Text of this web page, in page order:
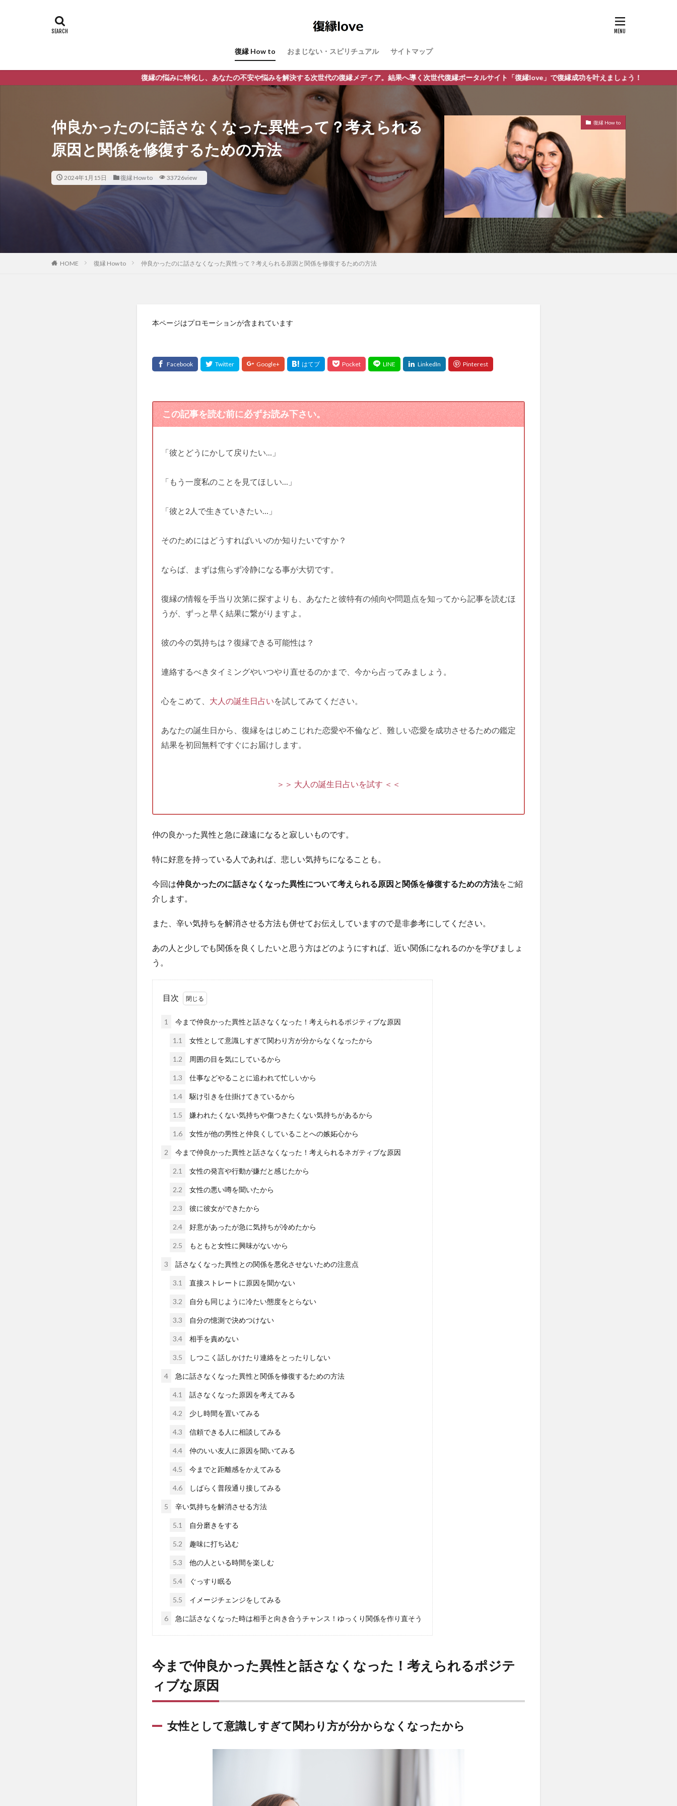
復縁 How to おまじない・スピリチュアル サイトマップ
復縁の悩みに特化し、あなたの不安や悩みを解決する次世代の復縁メディア。結果へ導く次世代復縁ポータルサイト「復縁love」で復縁成功を叶えましょう！
仲良かったのに話さなくなった異性って？考えられる
原因と関係を修復するための方法
2024年1月15日 復縁 How to 33726view
復縁 How to
HOME 復縁 How to 仲良かったのに話さなくなった異性って？考えられる原因と関係を修復するための方法
本ページはプロモーションが含まれています
この記事を読む前に必ずお読み下さい。
「彼とどうにかして戻りたい…」
「もう一度私のことを見てほしい…」
「彼と2人で生きていきたい…」
そのためにはどうすればいいのか知りたいですか？
ならば、まずは焦らず冷静になる事が大切です。
復縁の情報を手当り次第に探すよりも、あなたと彼特有の傾向や問題点を知ってから記事を読むほ
うが、ずっと早く結果に繋がりますよ。
彼の今の気持ちは？復縁できる可能性は？
連絡するべきタイミングやいつやり直せるのかまで、今から占ってみましょう。
心をこめて、 大人の誕生日占いを試してみてください。
あなたの誕生日から、復縁をはじめこじれた恋愛や不倫など、難しい恋愛を成功させるための鑑定
結果を初回無料ですぐにお届けします。
＞＞ 大人の誕生日占いを試す ＜＜
仲の良かった異性と急に疎遠になると寂しいものです。
特に好意を持っている人であれば、悲しい気持ちになることも。
今回は仲良かったのに話さなくなった異性について考えられる原因と関係を修復するための方法をご紹
介します。
また、辛い気持ちを解消させる方法も併せてお伝えしていますので是非参考にしてください。
あの人と少しでも関係を良くしたいと思う方はどのようにすれば、近い関係になれるのかを学びましょ
う。
目次
1 今まで仲良かった異性と話さなくなった！考えられるポジティブな原因
1.1 女性として意識しすぎて関わり方が分からなくなったから
1.2 周囲の目を気にしているから
1.3 仕事などやることに追われて忙しいから
1.4 駆け引きを仕掛けてきているから
1.5 嫌われたくない気持ちや傷つきたくない気持ちがあるから
1.6 女性が他の男性と仲良くしていることへの嫉妬心から
2 今まで仲良かった異性と話さなくなった！考えられるネガティブな原因
2.1 女性の発言や行動が嫌だと感じたから
2.2 女性の悪い噂を聞いたから
2.3 彼に彼女ができたから
2.4 好意があったが急に気持ちが冷めたから
2.5 もともと女性に興味がないから
3 話さなくなった異性との関係を悪化させないための注意点
3.1 直接ストレートに原因を聞かない
3.2 自分も同じように冷たい態度をとらない
3.3 自分の憶測で決めつけない
3.4 相手を責めない
3.5 しつこく話しかけたり連絡をとったりしない
4 急に話さなくなった異性と関係を修復するための方法
4.1 話さなくなった原因を考えてみる
4.2 少し時間を置いてみる
4.3 信頼できる人に相談してみる
4.4 仲のいい友人に原因を聞いてみる
4.5 今までと距離感をかえてみる
4.6 しばらく普段通り接してみる
5 辛い気持ちを解消させる方法
5.1 自分磨きをする
5.2 趣味に打ち込む
5.3 他の人といる時間を楽しむ
5.4 ぐっすり眠る
5.5 イメージチェンジをしてみる
6 急に話さなくなった時は相手と向き合うチャンス！ゆっくり関係を作り直そう
今まで仲良かった異性と話さなくなった！考えられるポジテ
ィブな原因
女性として意識しすぎて関わり方が分からなくなったから